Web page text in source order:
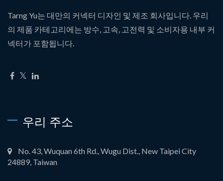
Tarng Yu는 대만의 커넥터 디자인 및 제조 회사입니다. 우리
의 제품 카테고리에는 방수, 고속, 고전력 및 소비자용 내부 커
넥터가 포함됩니다.
우리 주소
No. 43, Wuquan 6th Rd., Wugu Dist., New Taipei City
24889, Taiwan